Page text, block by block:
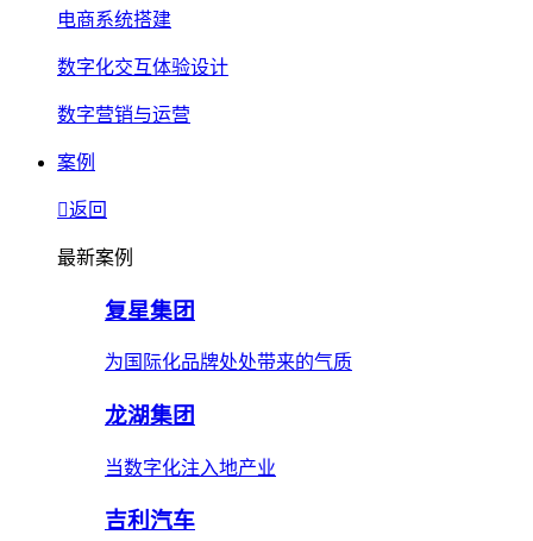
电商系统搭建
数字化交互体验设计
数字营销与运营
案例
返回
最新案例
复星集团
为国际化品牌处处带来的气质
龙湖集团
当数字化注入地产业
吉利汽车